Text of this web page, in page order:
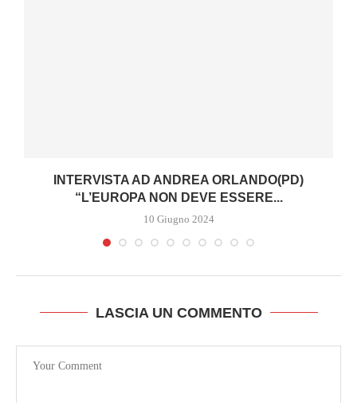
INTERVISTA AD ANDREA ORLANDO(PD)
“L’EUROPA NON DEVE ESSERE...
10 Giugno 2024
LASCIA UN COMMENTO